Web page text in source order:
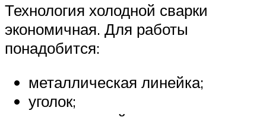
Технология холодной сварки
экономичная. Для работы
понадобится:
металлическая линейка;
уголок;